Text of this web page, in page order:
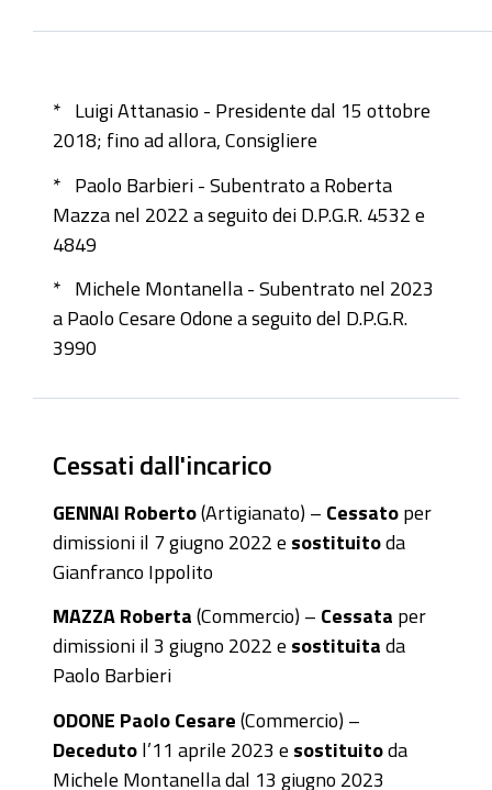
* Luigi Attanasio - Presidente dal 15 ottobre
2018; fino ad allora, Consigliere
* Paolo Barbieri - Subentrato a Roberta
Mazza nel 2022 a seguito dei D.P.G.R. 4532 e
4849
* Michele Montanella - Subentrato nel 2023
a Paolo Cesare Odone a seguito del D.P.G.R.
3990
Cessati dall'incarico
GENNAI Roberto (Artigianato) – Cessato per
dimissioni il 7 giugno 2022 e sostituito da
Gianfranco Ippolito
MAZZA Roberta (Commercio) – Cessata per
dimissioni il 3 giugno 2022 e sostituita da
Paolo Barbieri
ODONE Paolo Cesare (Commercio) –
Deceduto l’11 aprile 2023 e sostituito da
Michele Montanella dal 13 giugno 2023